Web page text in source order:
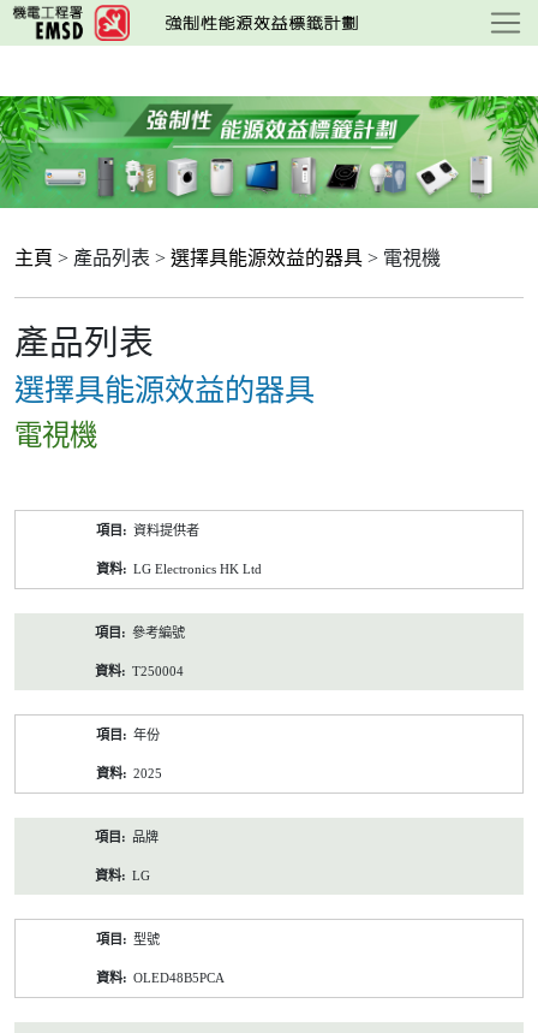
跳
至
要
內
容
主頁 > 產品列表 > 選擇具能源效益的器具 > 電視機
產品列表
選擇具能源效益的器具
電視機
資料提供者
LG Electronics HK Ltd
參考編號
T250004
年份
2025
品牌
LG
型號
OLED48B5PCA